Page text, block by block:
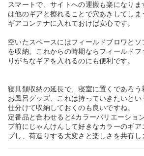
スマートで、サイトへの運搬も楽になり
は他のギアと擦れることで穴あきしてしま
ギアコンテナに入れておけば安心です。
空いたスペースにはフィールドブロワと
を収納。これからの時期ならフィールドフ
りがちなギアを入れるのにも便利です。
寝具類収納の延長で、寝室に置くであろう
お風呂グッズ、これは持っていきたいと
仕分けて収納しておくのも良いですね。
定番品と合わせると4カラーバリエーショ
プ前にじゃんけんして好きなカラーのギア
プし、荷造りする大変さと楽しさを共有し